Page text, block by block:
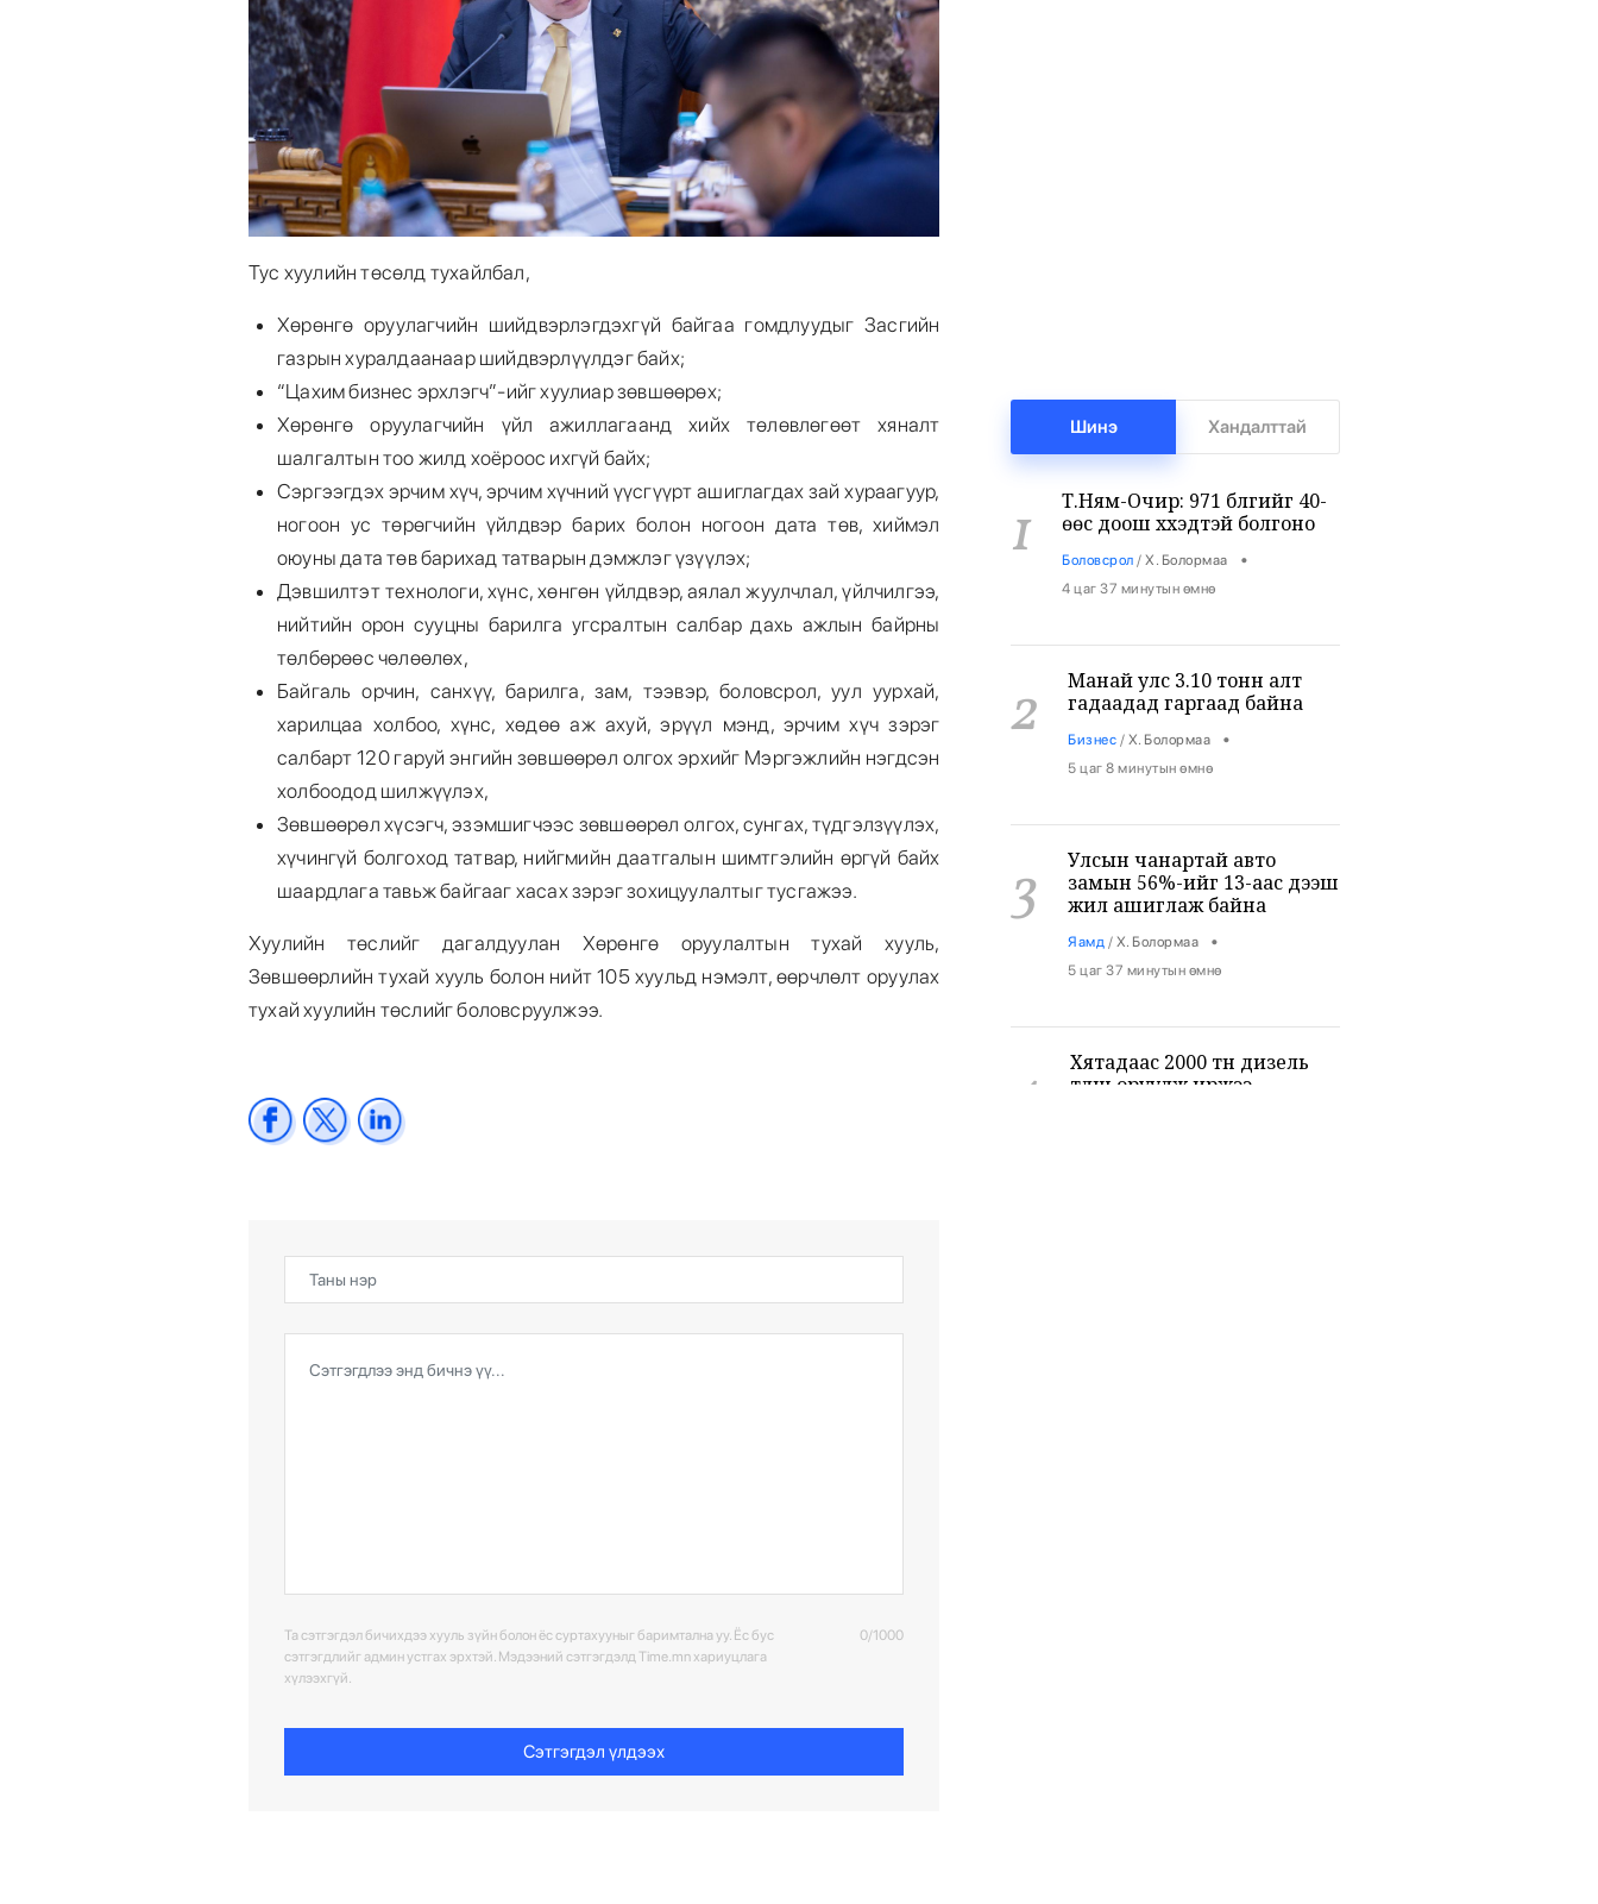
Тус хуулийн төсөлд тухайлбал,
Хөрөнгө оруулагчийн шийдвэрлэгдэхгүй байгаа гомдлуудыг Засгийн
газрын хуралдаанаар шийдвэрлүүлдэг байх;
“Цахим бизнес эрхлэгч”-ийг хуулиар зөвшөөрөх;
Хөрөнгө оруулагчийн үйл ажиллагаанд хийх төлөвлөгөөт хяналт
шалгалтын тоо жилд хоёроос ихгүй байх;
Сэргээгдэх эрчим хүч, эрчим хүчний үүсгүүрт ашиглагдах зай хураагуур,
ногоон ус төрөгчийн үйлдвэр барих болон ногоон дата төв, хиймэл
оюуны дата төв барихад татварын дэмжлэг үзүүлэх;
Дэвшилтэт технологи, хүнс, хөнгөн үйлдвэр, аялал жуулчлал, үйлчилгээ,
нийтийн орон сууцны барилга угсралтын салбар дахь ажлын байрны
төлбөрөөс чөлөөлөх,
Байгаль орчин, санхүү, барилга, зам, тээвэр, боловсрол, уул уурхай,
харилцаа холбоо, хүнс, хөдөө аж ахуй, эрүүл мэнд, эрчим хүч зэрэг
салбарт 120 гаруй энгийн зөвшөөрөл олгох эрхийг Мэргэжлийн нэгдсэн
холбоодод шилжүүлэх,
Зөвшөөрөл хүсэгч, эзэмшигчээс зөвшөөрөл олгох, сунгах, түдгэлзүүлэх,
хүчингүй болгоход татвар, нийгмийн даатгалын шимтгэлийн өргүй байх
шаардлага тавьж байгааг хасах зэрэг зохицуулалтыг тусгажээ.
Хуулийн төслийг дагалдуулан Хөрөнгө оруулалтын тухай хууль,
Зөвшөөрлийн тухай хууль болон нийт 105 хуульд нэмэлт, өөрчлөлт оруулах
тухай хуулийн төслийг боловсруулжээ.
Та сэтгэгдэл бичихдээ хууль зүйн болон ёс суртахууныг баримтална уу. Ёс бус
сэтгэгдлийг админ устгах эрхтэй. Мэдээний сэтгэгдэлд Time.mn хариуцлага
хүлээхгүй.
0/1000
Сэтгэгдэл үлдээх
Шинэ Хандалттай
1
Т.Ням-Очир: 971 бүлгийг 40-
өөс доош хүүхэдтэй болгоно
Боловсрол / Х. Болормаа •
4 цаг 37 минутын өмнө
2
Манай улс 3.10 тонн алт
гадаадад гаргаад байна
Бизнес / Х. Болормаа •
5 цаг 8 минутын өмнө
3
Улсын чанартай авто
замын 56%-ийг 13-аас дээш
жил ашиглаж байна
Яамд / Х. Болормаа •
5 цаг 37 минутын өмнө
4
Хятадаас 2000 тн дизель
түлш оруулж иржээ